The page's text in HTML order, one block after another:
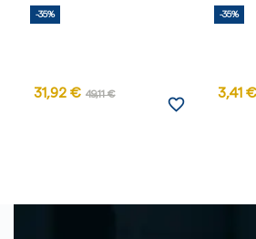
-35%
31,92 € 49,11 €
favorite_border
-35%
3,41 €